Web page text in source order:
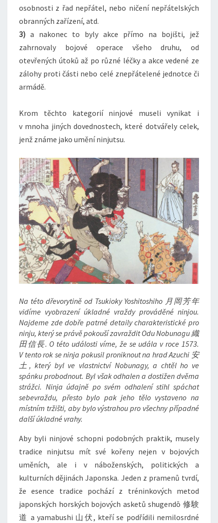
osobnosti z řad nepřátel, nebo ničení nepřátelských
obranných zařízení, atd.
3) a nakonec to byly akce přímo na bojišti, jež
zahrnovaly bojové operace všeho druhu, od
otevřených útoků až po různé léčky a akce vedené ze
zálohy proti části nebo celé znepřátelené jednotce či
armádě.
Krom těchto kategorií ninjové museli vynikat i
v mnoha jiných dovednostech, které dotvářely celek,
jenž známe jako umění ninjutsu.
Na této dřevorytině od Tsukioky Yoshitoshiho 月岡芳年
vidíme vyobrazení úkladné vraždy prováděné ninjou.
Najdeme zde dobře patrné detaily charakteristické pro
ninju, který se právě pokouší zavraždit Odu Nobunagu 織
田信長. O této události víme, že se udála v roce 1573.
V tento rok se ninja pokusil proniknout na hrad Azuchi 安
土, který byl ve vlastnictví Nobunagy, a chtěl ho ve
spánku probodnout. Byl však odhalen a dostižen dvěma
strážci. Ninja údajně po svém odhalení stihl spáchat
sebevraždu, přesto bylo pak jeho tělo vystaveno na
místním tržišti, aby bylo výstrahou pro všechny případné
další úkladné vrahy.
Aby byli ninjové schopni podobných praktik, musely
tradice ninjutsu mít své kořeny nejen v bojových
uměních, ale i v náboženských, politických a
kulturních dějinách Japonska. Jeden z pramenů tvrdí,
že esence tradice pochází z tréninkových metod
japonských horských bojových asketů shugendō 修験
道 a yamabushi 山伏, kteří se podřídili nemilosrdné